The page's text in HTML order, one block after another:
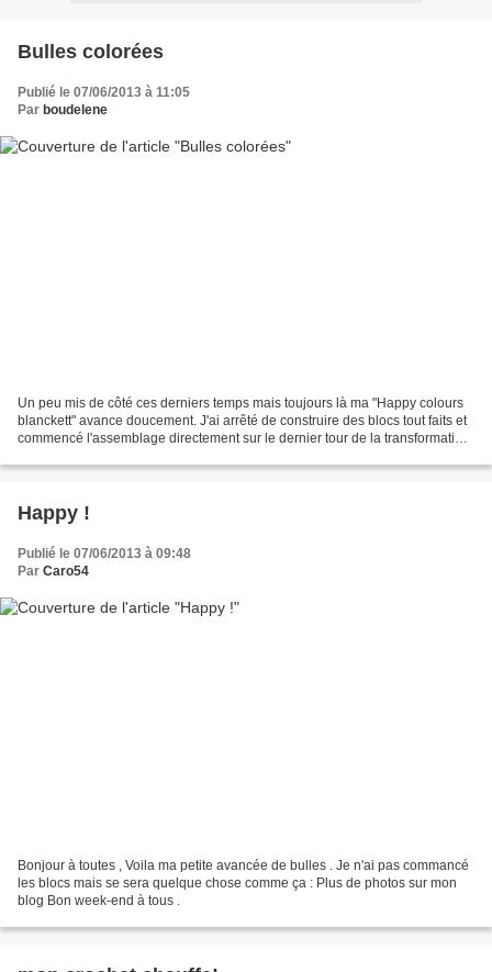
Bulles colorées
Publié le 07/06/2013 à 11:05
Par boudelene
Un peu mis de côté ces derniers temps mais toujours là ma "Happy colours
blanckett" avance doucement. J'ai arrêté de construire des blocs tout faits et
commencé l'assemblage directement sur le dernier tour de la transformation
Happy !
Publié le 07/06/2013 à 09:48
Par Caro54
Bonjour à toutes , Voila ma petite avancée de bulles . Je n'ai pas commancé
les blocs mais se sera quelque chose comme ça : Plus de photos sur mon
blog Bon week-end à tous .